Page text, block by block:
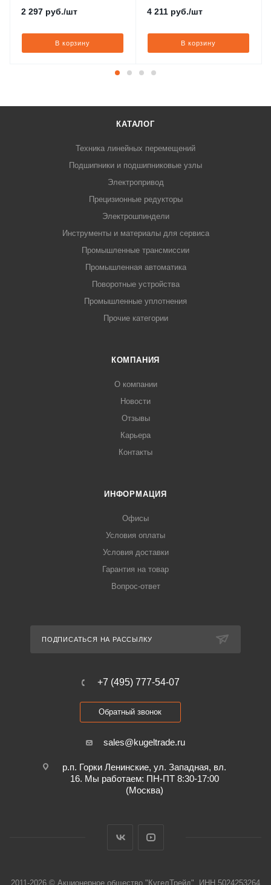
2 297 руб./шт
В корзину
4 211 руб./шт
В корзину
КАТАЛОГ
Техника линейных перемещений
Подшипники и подшипниковые узлы
Электропривод
Прецизионные редукторы
Электрошпиндели
Инструменты и материалы для сервиса
Промышленные трансмиссии
Промышленная автоматика
Поворотные устройства
Промышленные уплотнения
Прочие категории
КОМПАНИЯ
О компании
Новости
Отзывы
Карьера
Контакты
ИНФОРМАЦИЯ
Офисы
Условия оплаты
Условия доставки
Гарантия на товар
Вопрос-ответ
ПОДПИСАТЬСЯ НА РАССЫЛКУ
+7 (495) 777-54-07
Обратный звонок
sales@kugeltrade.ru
р.п. Горки Ленинские, ул. Западная, вл.
16. Мы работаем: ПН-ПТ 8:30-17:00
(Москва)
2011-2026 © Акционерное общество "КугелТрейд", ИНН 5024253264